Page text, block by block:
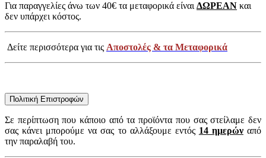
Για παραγγελίες άνω των 40€ τα μεταφορικά είναιΔΩΡΕΑΝ και
δεν υπάρχει κόστος.
Δείτε περισσότερα για τις Αποστολές & τα Μεταφορικά
Πολιτική Επιστροφών
Σε περίπτωση που κάποιο από τα προϊόντα που σας στείλαμε δεν
σας κάνει μπορούμε να σας το αλλάξουμε εντός 14 ημερώναπό
την παραλαβή του.